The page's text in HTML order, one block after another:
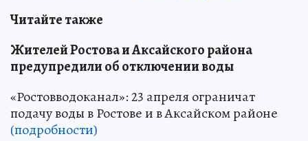
Читайте также
Жителей Ростова и Аксайского района
предупредили об отключении воды
«Ростовводоканал»: 23 апреля ограничат
подачу воды в Ростове и в Аксайском районе
(подробности)